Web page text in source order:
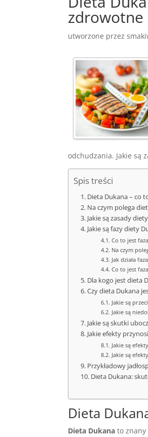
zdrowotne
utworzone przez
odchudzania. Jakie są
Spis treści
Dieta Dukana – co
Na czym polega
Jakie są zasady
Jakie są fazy diety
Co to jest
Na czym
Jak działa
Co to jest
Dla kogo jest dieta
Czy dieta Dukana
Jakie są
Jakie są
Jakie są skutki
Jakie efekty
Jakie są
Jakie są
Przykładowy
Dieta Dukana:
Dieta
Dieta Dukana to